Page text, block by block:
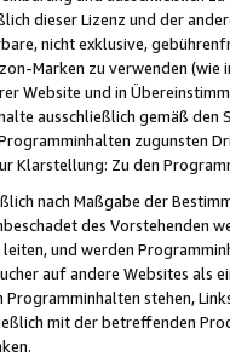
dieser Lizenz und der
nicht exklusive,
Marken zu verwenden
Website und in
ausschließlich gemäß
zugunsten
Klarstellung: Zu den
nach Maßgabe der
des Vorstehenden
und werden
auf andere Websites als
stehen,
mit der betreffenden